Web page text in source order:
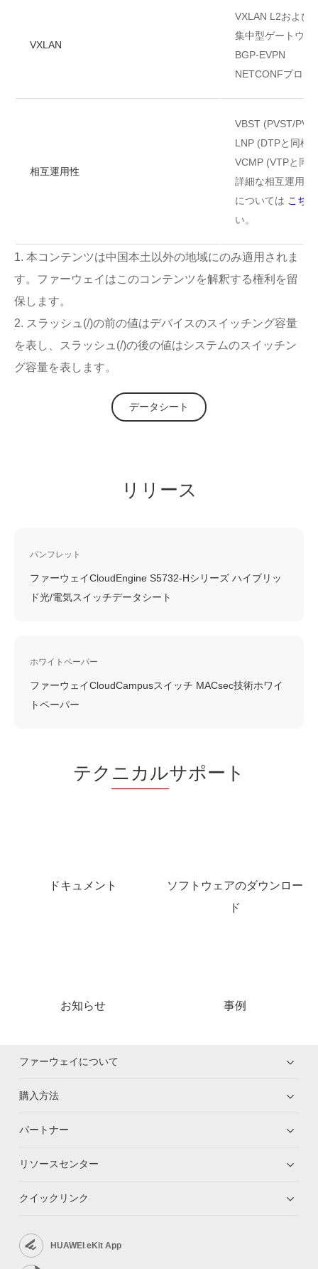
VXLAN
VXLAN L2および
集中型ゲートウェ
BGP-EVPN
NETCONFプロト
相互運用性
VBST (PVST/
LNP (DTPと同様)
VCMP (VTPと同
詳細な相互運用性
については こちら
い。
1. 本コンテンツは中国本土以外の地域にのみ適用されま
す。ファーウェイはこのコンテンツを解釈する権利を留
保します。
2. スラッシュ(/)の前の値はデバイスのスイッチング容量
を表し、スラッシュ(/)の後の値はシステムのスイッチン
グ容量を表します。
データシート
リリース
パンフレット
ファーウェイCloudEngine S5732-Hシリーズ ハイブリッ
ド光/電気スイッチデータシート
ホワイトペーパー
ファーウェイCloudCampusスイッチ MACsec技術ホワイ
トペーパー
テク ニカルサポート
ドキュメント
ソフトウェアのダウンロー
ド
お知らせ 事例
ファーウェイについて
購入方法
パートナー
リソースセンター
クイックリンク
HUAWEI eKit App